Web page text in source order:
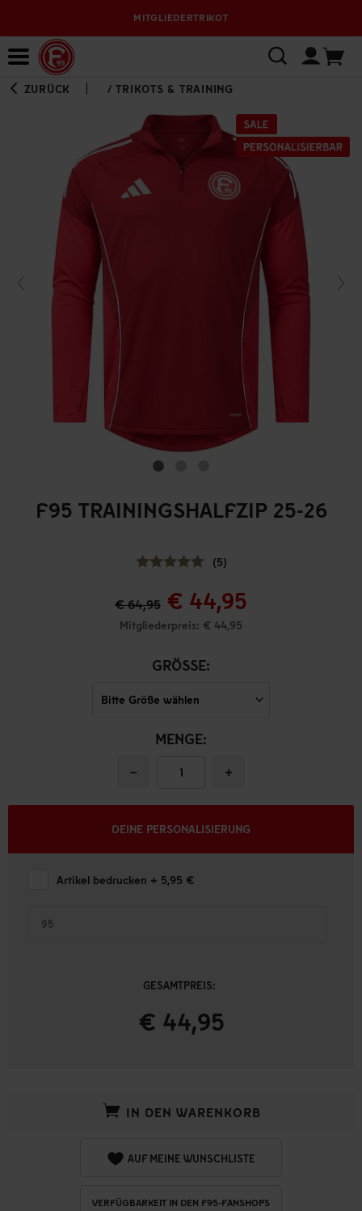
MITGLIEDERTRIKOT
ZURÜCK /TRIKOTS & TRAINING
F95 TRAININGSHALFZIP 25-26
(5)
€ 64,95 € 44,95
Mitgliederpreis: € 44,95
GRÖSSE:
MENGE:
− +
DEINE PERSONALISIERUNG
Artikel bedrucken + 5,95 €
GESAMTPREIS:
€ 44,95
IN DEN WARENKORB
AUF MEINE WUNSCHLISTE
VERFÜGBARKEIT IN DEN F95-FANSHOPS